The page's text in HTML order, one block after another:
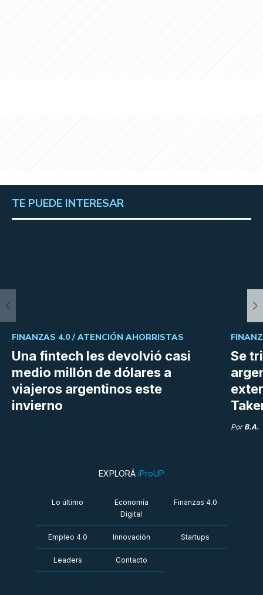
TE PUEDE INTERESAR
Una fintech les devolvió casi
medio millón de dólares a
viajeros argentinos este
invierno
FINANZAS 4.0 / ATENCIÓN AHORRISTAS
Se
Por B.A.
EXPLORÁ iProUP
Lo último
Economía
Digital
Finanzas 4.0
Empleo 4.0 Innovación Startups
Leaders Contacto